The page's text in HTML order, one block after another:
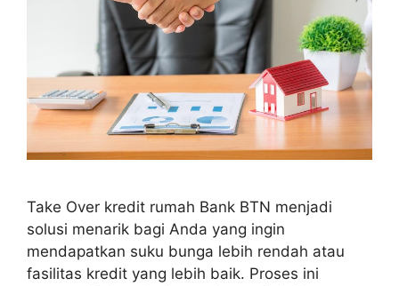
Take Over kredit rumah Bank BTN menjadi
solusi menarik bagi Anda yang ingin
mendapatkan suku bunga lebih rendah atau
fasilitas kredit yang lebih baik. Proses ini